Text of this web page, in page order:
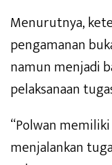
Menurutnya,
pengamanan
namun menjadi
pelaksanaan
“Polwan
menjalankan